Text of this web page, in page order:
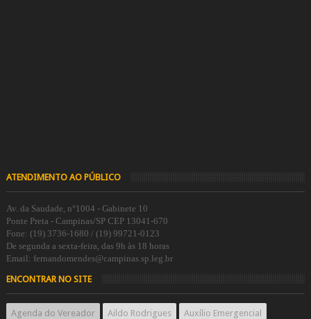
ATENDIMENTO AO PÚBLICO
Av. da Saudade, n°1004 - Gabinete 10
Ponte Preta - Campinas/SP CEP 13041-670
Fone: (19) 3736-1680 / (19) 99721-0123
De segunda a sexta-feira, das 9h às 18 horas
Email: fernandomendes@campinas.sp.leg.br
ENCONTRAR NO SITE
Agenda do Vereador Aildo Rodrigues Auxílio Emergencial